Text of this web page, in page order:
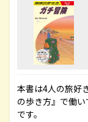
本書は4人の旅好
の歩き方』で働
です。